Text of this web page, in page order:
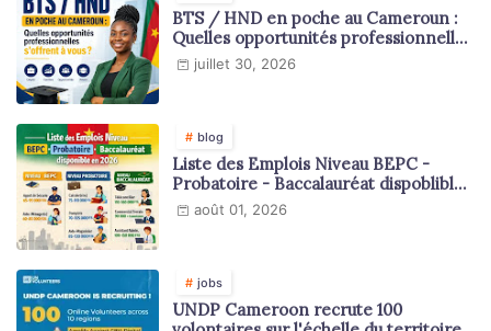
BTS / HND en poche au Cameroun :
Quelles opportunités professionnelles
s'offrent à vous ?
juillet 30, 2026
blog
Liste des Emplois Niveau BEPC -
Probatoire - Baccalauréat dispoblible
en 2026
août 01, 2026
jobs
UNDP Cameroon recrute 100